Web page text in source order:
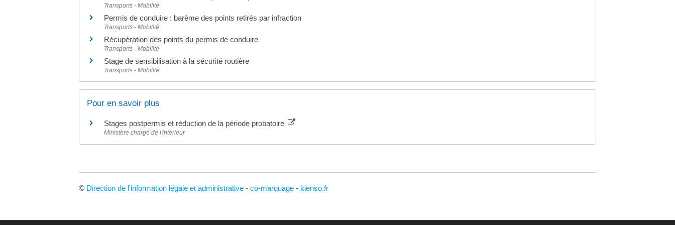
Transports - Mobilité
Permis de conduire : barème des points retirés par infraction
Transports - Mobilité
Récupération des points du permis de conduire
Transports - Mobilité
Stage de sensibilisation à la sécurité routière
Transports - Mobilité
Pour en savoir plus
Stages postpermis et réduction de la période probatoire
Ministère chargé de l'intérieur
© Direction de l'information légale et administrative - co-marquage - kienso.fr